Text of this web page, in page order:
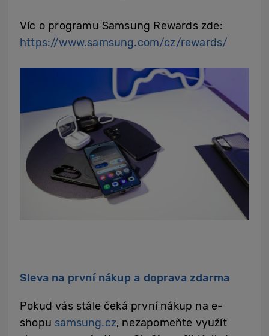
Víc o programu Samsung Rewards zde:
https://www.samsung.com/cz/rewards/
Sleva na první nákup a doprava zdarma
Pokud vás stále čeká první nákup na e-
shopu samsung.cz, nezapomeňte využít